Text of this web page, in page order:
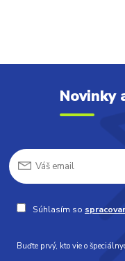
Novinky
Súhlasím so
Buďte prvý, kto vie o